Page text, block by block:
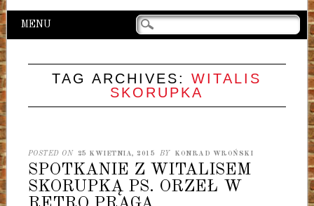
Main menu
Skip
to
content
MENU
TAG ARCHIVES:WITALIS
SKORUPKA
POSTED ON 25 KWIETNIA, 2015 BY KONRAD WROŃSKI
SPOTKANIE Z WITALISEM
SKORUPKĄ PS. ORZEŁ W